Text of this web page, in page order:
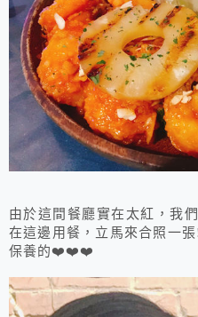
由於這間餐廳實在太紅，我
在這邊用餐，立馬來合照一
保養的❤️❤️❤️